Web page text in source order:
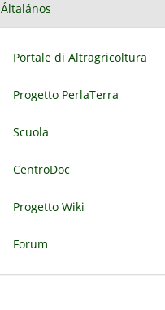
Általános
Portale di Altragricoltura
Progetto PerlaTerra
Scuola
CentroDoc
Progetto Wiki
Forum